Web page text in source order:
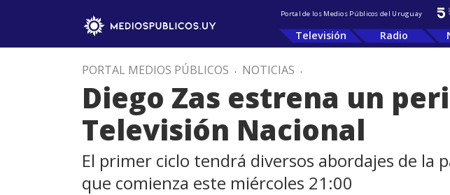
Portal de los Medios Públicos del Uruguay
Televisión Radio
PORTAL MEDIOS PÚBLICOS . NOTICIAS .
Diego Zas estrena un
Televisión Nacional
El primer ciclo tendrá diversos abordajes de
que comienza este miércoles 21:00